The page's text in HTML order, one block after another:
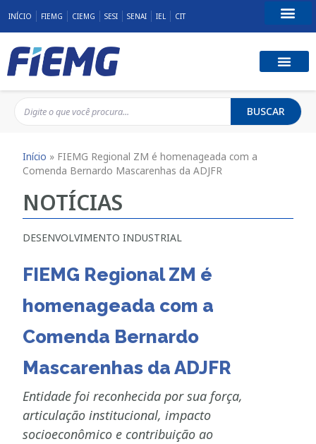
INÍCIO FIEMG CIEMG SESI SENAI IEL CIT
BUSCAR
Início » FIEMG Regional ZM é homenageada com a
Comenda Bernardo Mascarenhas da ADJFR
NOTÍCIAS
DESENVOLVIMENTO INDUSTRIAL
FIEMG Regional ZM é
homenageada com a
Comenda Bernardo
Mascarenhas da ADJFR
Entidade foi reconhecida por sua força,
articulação institucional, impacto
socioeconômico e contribuição ao